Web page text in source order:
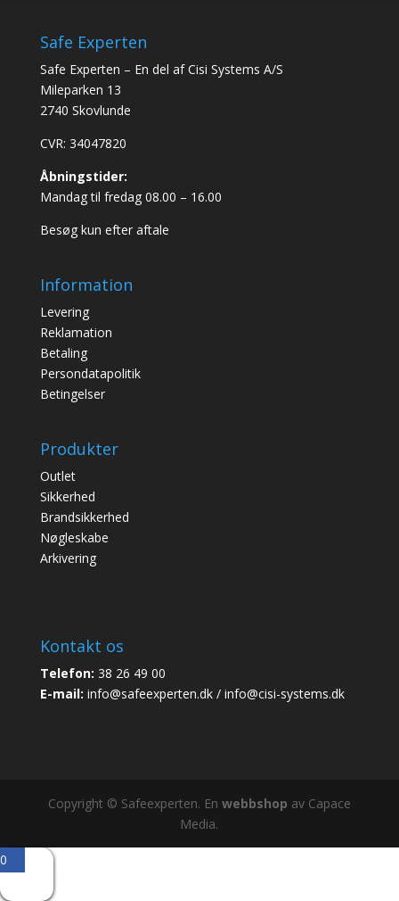
Safe Experten
Safe Experten – En del af Cisi Systems A/S
Mileparken 13
2740 Skovlunde
CVR: 34047820
Åbningstider:
Mandag til fredag 08.00 – 16.00
Besøg kun efter aftale
Information
Levering
Reklamation
Betaling
Persondatapolitik
Betingelser
Produkter
Outlet
Sikkerhed
Brandsikkerhed
Nøgleskabe
Arkivering
Kontakt os
Telefon: 38 26 49 00
E-mail: info@safeexperten.dk / info@cisi-systems.dk
Copyright © Safeexperten. En webbshop av Capace
Media.
0